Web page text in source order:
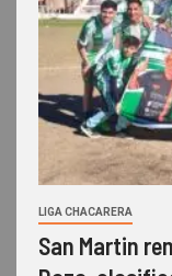
LIGA CHACARERA
San Martin